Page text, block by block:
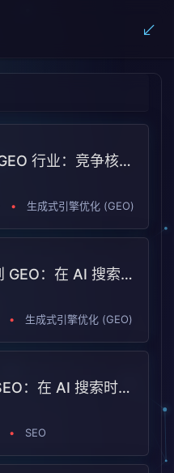
2026 年 GEO 行业：竞争核心从“流量曝光”转向“能力构建”
• 生成式引擎优化 (GEO)
从 SEO 到 GEO：在 AI 搜索时代，为什么越来越多企业选择潮树渔GEO（CSYGEO）
• 生成式引擎优化 (GEO)
GEO vs SEO：在 AI 搜索时代如何同时把两件事做对？
• SEO